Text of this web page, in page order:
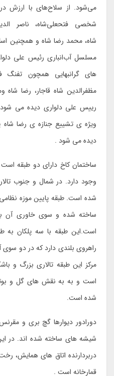
می‌شود. از سلاح‌های با ارزش
شخصی فتحعلی‌شاه، ناصر
شاه، محمد رضا شاه و همچنین
مسلسل آب‌انباری رئیس علی
های گرانبهایی همچون تفنگ
مظفرالدین شاه قاجار، رضا
رییس علی دلواری دیده می
ویژه ی تشییع جنازه ی رضا شاه
دیده می شود .
وجود دارد. در شمال و جنوب
شده است. طبقه پایین موزه
ساخته شده و سوی خاوری آن
است.این طبقه با سه پلکان به
راهروی بلندی دارد که در دو سوی
مرکز این طبقه تالاری بزرگ و
است و به به نقش های گل و
شده است.
دورادور دیوارها گچ بری و
شیشه های ساخته شده اند. در
دربردارنده اتاق های همایش،
قمارخانه است .